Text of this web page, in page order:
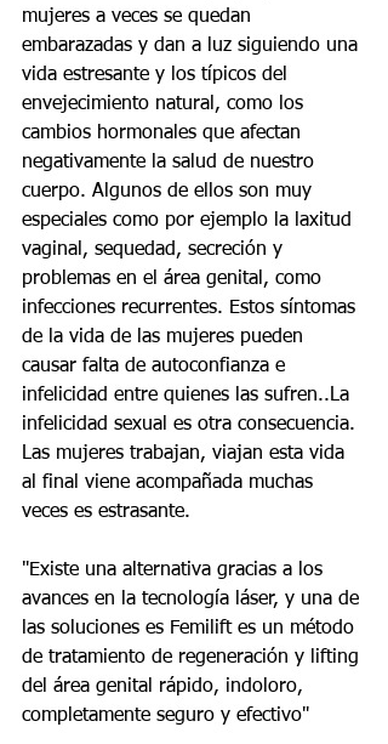
mujeres a veces se quedan
embarazadas y dan a luz siguiendo una
vida estresante y los típicos del
envejecimiento natural, como los
cambios hormonales que afectan
negativamente la salud de nuestro
cuerpo. Algunos de ellos son muy
especiales como por ejemplo la laxitud
vaginal, sequedad, secreción y
problemas en el área genital, como
infecciones recurrentes. Estos síntomas
de la vida de las mujeres pueden
causar falta de autoconfianza e
infelicidad entre quienes las sufren..La
infelicidad sexual es otra consecuencia.
Las mujeres trabajan, viajan esta vida
al final viene acompañada muchas
veces es estrasante.
"Existe una alternativa gracias a los
avances en la tecnología láser, y una de
las soluciones es Femilift es un método
de tratamiento de regeneración y lifting
del área genital rápido, indoloro,
completamente seguro y efectivo"